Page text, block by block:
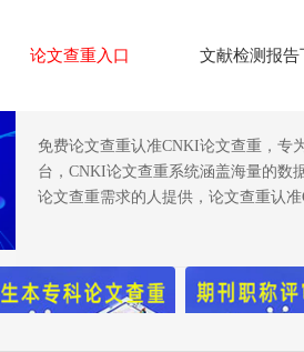
论文查重入口 文献检测报告
免费论文查重认准CNKI论文查重，专
台，CNKI论文查重系统涵盖海量的数
论文查重需求的人提供，论文查重认准